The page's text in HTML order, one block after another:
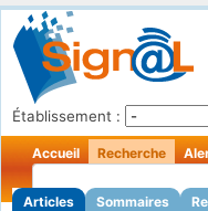
Établissement :
Accueil Recherche
Articles Sommaires